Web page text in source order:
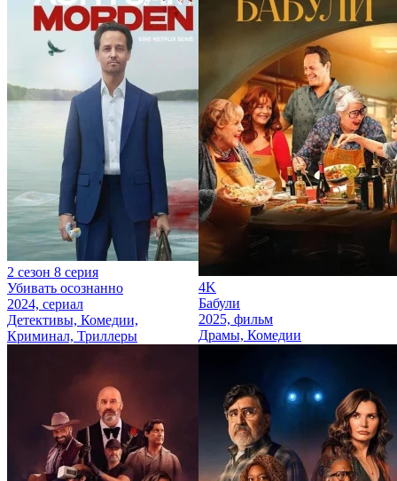
2 сезон 8 серия
Убивать осознанно
2024, сериал
Детективы, Комедии,
Криминал, Триллеры
4K
Бабули
2025, фильм
Драмы, Комедии